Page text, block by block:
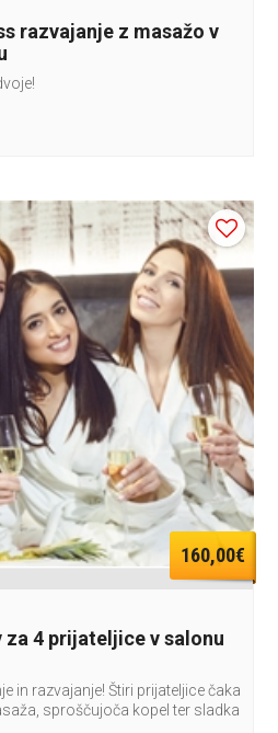
razvajanje z masažo v
160,00€
4 prijateljice v salonu
in razvajanje! Štiri prijateljice čaka
sproščujoča kopel ter sladka